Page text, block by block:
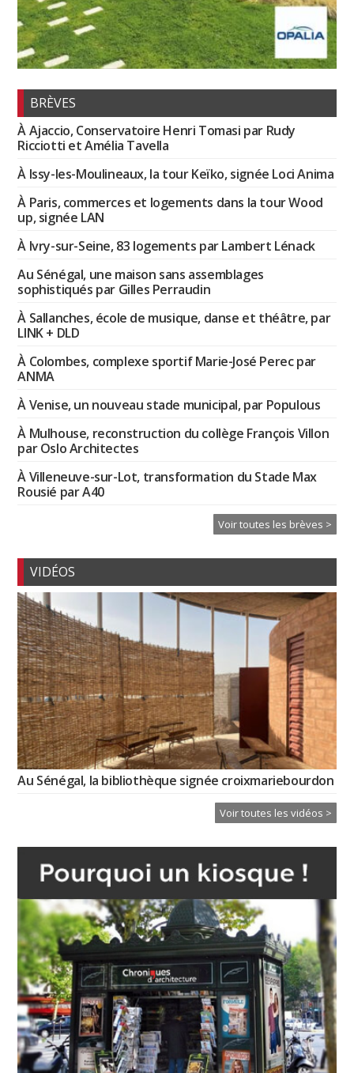
BRÈVES
À Ajaccio, Conservatoire Henri Tomasi par Rudy
Ricciotti et Amélia Tavella
À Issy-les-Moulineaux, la tour Keïko, signée Loci Anima
À Paris, commerces et logements dans la tour Wood
up, signée LAN
À Ivry-sur-Seine, 83 logements par Lambert Lénack
Au Sénégal, une maison sans assemblages
sophistiqués par Gilles Perraudin
À Sallanches, école de musique, danse et théâtre, par
LINK + DLD
À Colombes, complexe sportif Marie-José Perec par
ANMA
À Venise, un nouveau stade municipal, par Populous
À Mulhouse, reconstruction du collège François Villon
par Oslo Architectes
À Villeneuve-sur-Lot, transformation du Stade Max
Rousié par A40
Voir toutes les brèves >
VIDÉOS
Au Sénégal, la bibliothèque signée croixmariebourdon
Voir toutes les vidéos >